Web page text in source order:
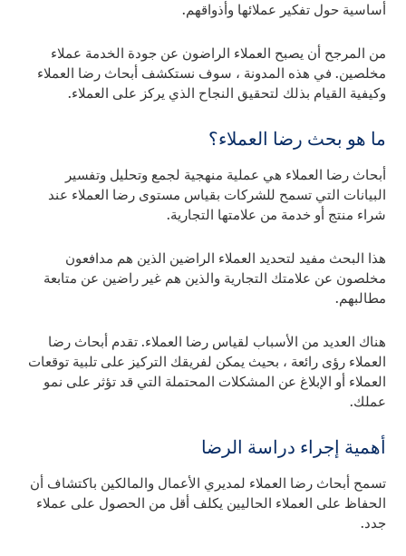
أساسية حول تفكير عملائها وأذواقهم.
من المرجح أن يصبح العملاء الراضون عن جودة الخدمة عملاء
مخلصين. في هذه المدونة ، سوف نستكشف أبحاث رضا العملاء
وكيفية القيام بذلك لتحقيق النجاح الذي يركز على العملاء.
ما هو بحث رضا العملاء؟
أبحاث رضا العملاء هي عملية منهجية لجمع وتحليل وتفسير
البيانات التي تسمح للشركات بقياس مستوى رضا العملاء عند
شراء منتج أو خدمة من علامتها التجارية.
هذا البحث مفيد لتحديد العملاء الراضين الذين هم مدافعون
مخلصون عن علامتك التجارية والذين هم غير راضين عن متابعة
مطالبهم.
هناك العديد من الأسباب لقياس رضا العملاء. تقدم أبحاث رضا
العملاء رؤى رائعة ، بحيث يمكن لفريقك التركيز على تلبية توقعات
العملاء أو الإبلاغ عن المشكلات المحتملة التي قد تؤثر على نمو
عملك.
أهمية إجراء دراسة الرضا
تسمح أبحاث رضا العملاء لمديري الأعمال والمالكين باكتشاف أن
الحفاظ على العملاء الحاليين يكلف أقل من الحصول على عملاء
جدد.